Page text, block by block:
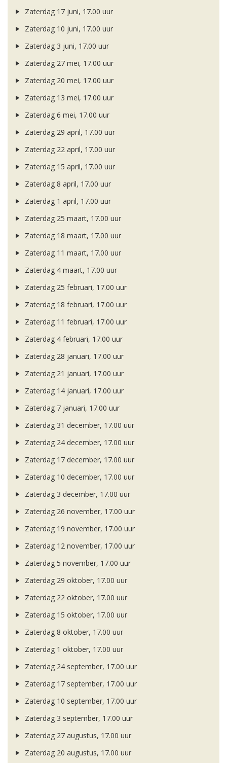
Zaterdag 17 juni, 17.00 uur
Zaterdag 10 juni, 17.00 uur
Zaterdag 3 juni, 17.00 uur
Zaterdag 27 mei, 17.00 uur
Zaterdag 20 mei, 17.00 uur
Zaterdag 13 mei, 17.00 uur
Zaterdag 6 mei, 17.00 uur
Zaterdag 29 april, 17.00 uur
Zaterdag 22 april, 17.00 uur
Zaterdag 15 april, 17.00 uur
Zaterdag 8 april, 17.00 uur
Zaterdag 1 april, 17.00 uur
Zaterdag 25 maart, 17.00 uur
Zaterdag 18 maart, 17.00 uur
Zaterdag 11 maart, 17.00 uur
Zaterdag 4 maart, 17.00 uur
Zaterdag 25 februari, 17.00 uur
Zaterdag 18 februari, 17.00 uur
Zaterdag 11 februari, 17.00 uur
Zaterdag 4 februari, 17.00 uur
Zaterdag 28 januari, 17.00 uur
Zaterdag 21 januari, 17.00 uur
Zaterdag 14 januari, 17.00 uur
Zaterdag 7 januari, 17.00 uur
Zaterdag 31 december, 17.00 uur
Zaterdag 24 december, 17.00 uur
Zaterdag 17 december, 17.00 uur
Zaterdag 10 december, 17.00 uur
Zaterdag 3 december, 17.00 uur
Zaterdag 26 november, 17.00 uur
Zaterdag 19 november, 17.00 uur
Zaterdag 12 november, 17.00 uur
Zaterdag 5 november, 17.00 uur
Zaterdag 29 oktober, 17.00 uur
Zaterdag 22 oktober, 17.00 uur
Zaterdag 15 oktober, 17.00 uur
Zaterdag 8 oktober, 17.00 uur
Zaterdag 1 oktober, 17.00 uur
Zaterdag 24 september, 17.00 uur
Zaterdag 17 september, 17.00 uur
Zaterdag 10 september, 17.00 uur
Zaterdag 3 september, 17.00 uur
Zaterdag 27 augustus, 17.00 uur
Zaterdag 20 augustus, 17.00 uur